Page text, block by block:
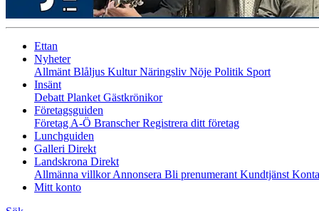
Ettan
Nyheter
Allmänt Blåljus KulturNäringsliv Nöje Politik Sport
Insänt
Debatt Planket Gästkrönikor
Företagsguiden
Företag A-Ö BranscherRegistrera ditt företag
Lunchguiden
Galleri Direkt
Landskrona Direkt
Allmänna villkorAnnonsera Bli prenumerant Kundtjänst
Mitt konto